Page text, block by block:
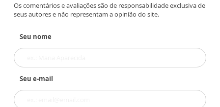
Os comentários e avaliações são de responsabilidade exclusiva de
seus autores e não representam a opinião do site.
Seu nome
Seu e-mail